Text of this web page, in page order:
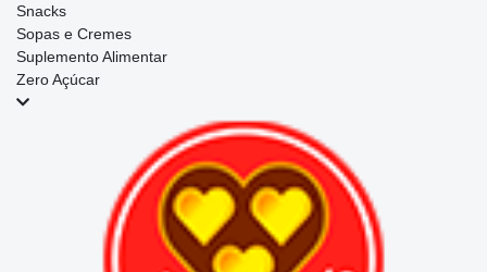
Snacks
Sopas e Cremes
Suplemento Alimentar
Zero Açúcar